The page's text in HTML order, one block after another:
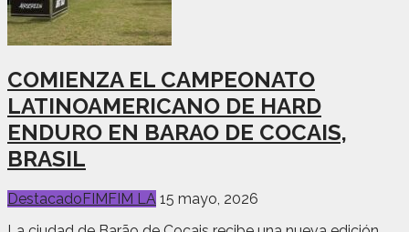
COMIENZA EL CAMPEONATO
LATINOAMERICANO DE HARD
ENDURO EN BARAO DE COCAIS,
BRASIL
Destacado FIM FIM LA 15 mayo, 2026